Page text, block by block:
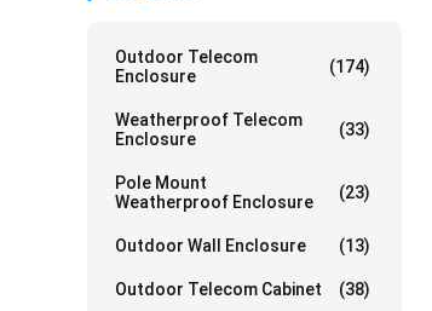
Outdoor Telecom
Enclosure
(174)
Weatherproof Telecom
Enclosure
(33)
Pole Mount
Weatherproof Enclosure
(23)
Outdoor Wall Enclosure (13)
Outdoor Telecom Cabinet (38)